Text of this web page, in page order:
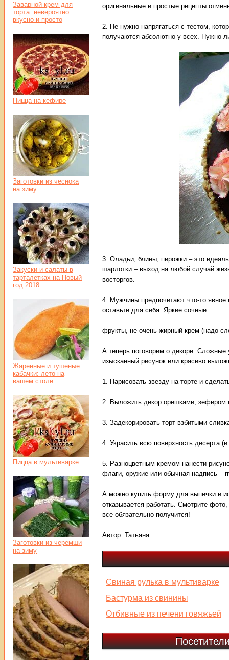
оригинальные и простые рецепты
2. Не нужно напрягаться с тестом,
получаются абсолютно у всех. Нужно
3. Оладьи, блины, пирожки – это
шарлотки – выход на любой случай
восторгов.
4. Мужчины предпочитают что-то
оставьте для себя. Яркие сочные
фрукты, не очень жирный крем (надо
А теперь поговорим о декоре. Сложные
изысканный рисунок или красиво
1. Нарисовать звезду на торте и
2. Выложить декор орешками, зефиром
3. Задекорировать торт взбитыми
4. Украсить всю поверхность десерта
5. Разноцветным кремом нанести
флаги, оружие или обычная надпись –
А можно купить форму для выпечки и
отказывается работать. Смотрите
все обязательно получится!
Автор: Татьяна
Свиная рулька в мультиварке
Бастурма из свинины
Отбивные из печени говяжьей
Заварной крем для
торта: невероятно
вкусно и просто
Пицца на кефире
Заготовки из чеснока
на зиму
Закуски и салаты в
тарталетках на Новый
год 2018
Жаренные и тушеные
кабачки: лето на
вашем столе
Пицца в мультиварке
Заготовки из черемши
на зиму